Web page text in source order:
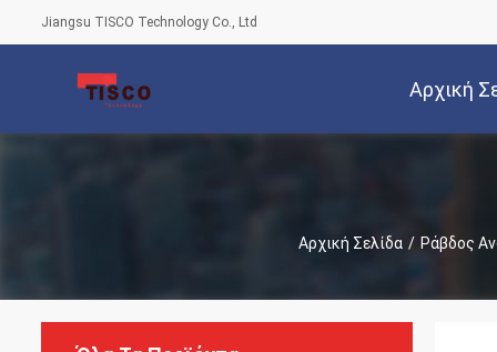
Jiangsu TISCO Technology Co., Ltd
Αρχική
Αρχική Σελίδα / Ράβδος